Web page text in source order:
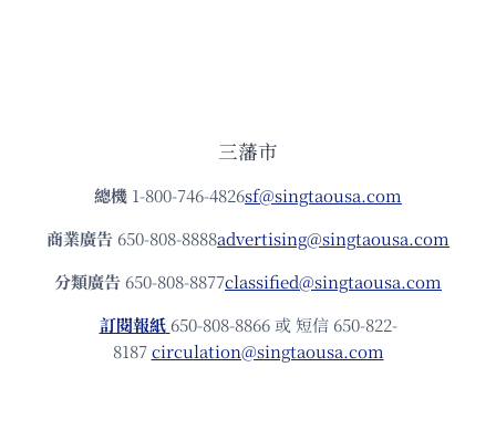
三藩市
總機 1-800-746-4826sf@singtaousa.com
商業廣告 650-808-8888advertising@singtaousa.com
分類廣告 650-808-8877classified@singtaousa.com
訂閱報紙 650-808-8866 或 短信 650-822-
8187circulation@singtaousa.com